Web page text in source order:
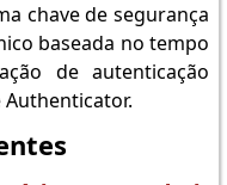
chave de segurança
baseada no tempo
de autenticação